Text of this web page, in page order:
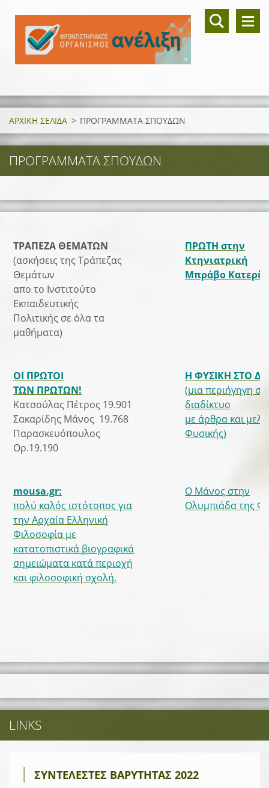
ΑΡΧΙΚΗ ΣΕΛΙΔΑ > ΠΡΟΓΡΑΜΜΑΤΑ ΣΠΟΥΔΩΝ
ΠΡΟΓΡΑΜΜΑΤΑ ΣΠΟΥΔΩΝ
ΤΡΑΠΕΖΑ ΘΕΜΑΤΩΝ
(ασκήσεις της Τράπεζας
Θεμάτων
απο το Ινστιτούτο
Εκπαιδευτικής
Πολιτικής σε όλα τα
μαθήματα)
ΠΡΩΤΗ στην
Κτηνιατρική
Μπράβο
ΟΙ ΠΡΩΤΟΙ
ΤΩΝ ΠΡΩΤΩΝ!
Κατσούλας Πέτρος 19.901
Σακαρίδης Μάνος 19.768
Παρασκευόπουλος
Ορ.19.190
Η ΦΥΣΙΚΗ ΣΤΟ
(μια περιήγηγη
διαδίκτυο
με άρθρα και
Φυσικής)
mousa.gr:
πολύ καλός ιστότοπος για
την Αρχαία Ελληνική
Φιλοσοφία με
κατατοπιστικά βιογραφικά
σημειώματα κατά περιοχή
και φιλοσοφική σχολή.
Ο Μάνος στην
Ολυμπιάδα της
LINKS
ΣΥΝΤΕΛΕΣΤΕΣ ΒΑΡΥΤΗΤΑΣ 2022